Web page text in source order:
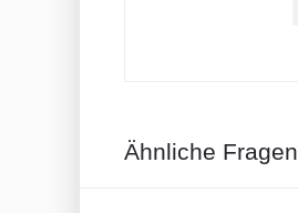
Ähnliche Fragen